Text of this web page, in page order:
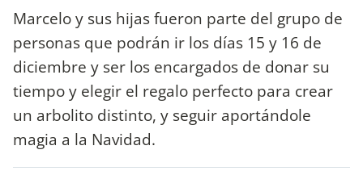
Marcelo y sus hijas fueron parte del grupo de
personas que podrán ir los días 15 y 16 de
diciembre y ser los encargados de donar su
tiempo y elegir el regalo perfecto para crear
un arbolito distinto, y seguir aportándole
magia a la Navidad.